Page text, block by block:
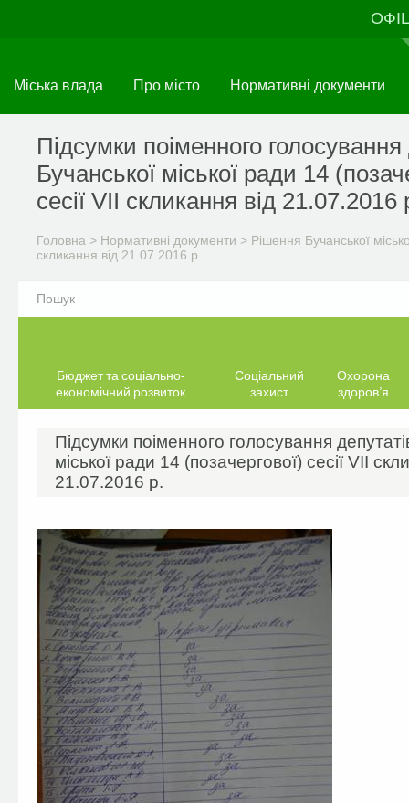
Міська влада Про місто Нормативні документи
Підсумки поіменного голосування
Бучанської міської ради 14
сесії VII скликання від 21.07.2016
Головна > Нормативні документи > Рішення Бучанської
скликання від 21.07.2016 р.
Бюджет та соціально-
економічний розвиток
Соціальний
захист
Охорона
здоров’я
Підсумки поіменного голосування
міської ради 14 (позачергової) сесії VII
21.07.2016 р.